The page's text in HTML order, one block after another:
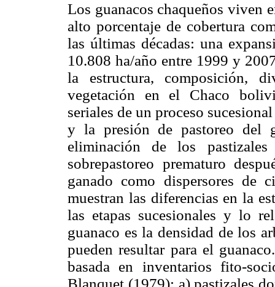
Los guanacos chaqueños viven
alto porcentaje de cobertura
las últimas décadas: una
10.808 ha/año entre 1999 y
la estructura, composición,
vegetación en el Chaco
seriales de un proceso
y la presión de pastoreo del
eliminación de los
sobrepastoreo prematuro
ganado como dispersores de
muestran las diferencias en la
las etapas sucesionales y lo
guanaco es la densidad de los
pueden resultar para el
basada en inventarios fito-
Blanquet (1979): a) pastizales